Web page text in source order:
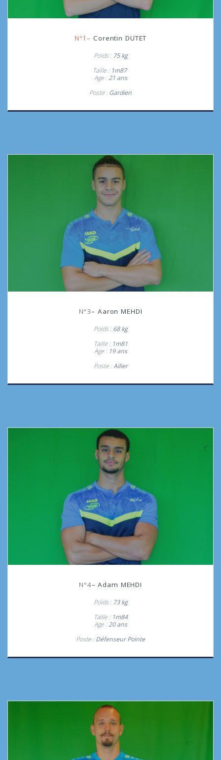
N°1– Corentin DUTET
Poids : 75 kg
Taille : 1m87
Age :21ans
Poste :Gardien
N°3– Aaron MEHDI
Poids :68 kg
Taille : 1m81
Age : 19 ans
Poste :Ailier
N°4– Adam MEHDI
Poids : 73 kg
Taille : 1m84
Age :20ans
Poste :Défenseur Pointe